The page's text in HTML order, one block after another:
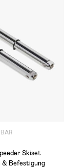
Skiset
& Befestigung